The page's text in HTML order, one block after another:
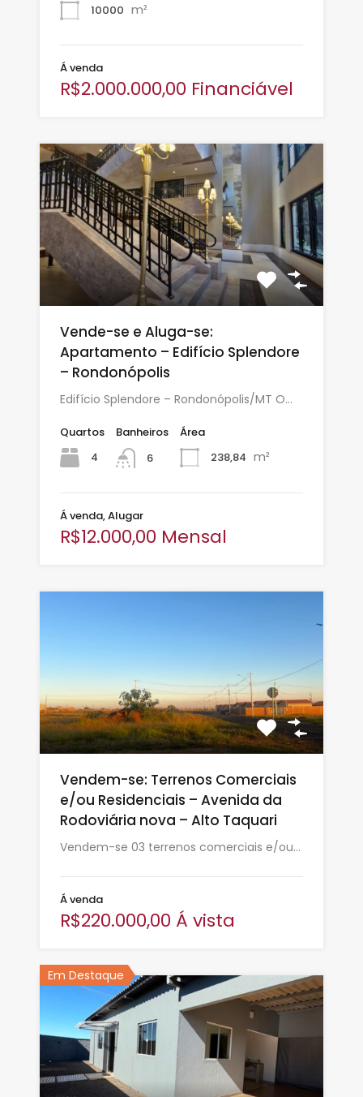
10000 m²
Á venda
R$2.000.000,00 Financiável
Vende-se e Aluga-se:
Apartamento – Edifício Splendore
– Rondonópolis
Edifício Splendore – Rondonópolis/MT O…
Quartos
4
Banheiros
6
Área
238,84 m²
Á venda, Alugar
R$12.000,00 Mensal
Vendem-se: Terrenos Comerciais
e/ou Residenciais – Avenida da
Rodoviária nova – Alto Taquari
Vendem-se 03 terrenos comerciais e/ou…
Á venda
R$220.000,00 Á vista
Em Destaque